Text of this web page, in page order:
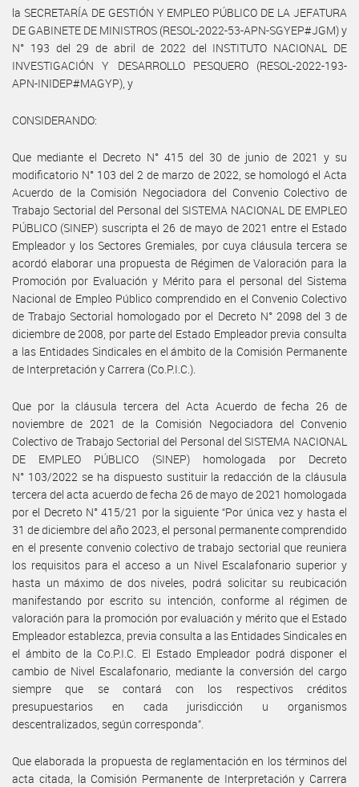
la SECRETARÍA DE GESTIÓN Y EMPLEO PÚBLICO DE LA JEFATURA
DE GABINETE DE MINISTROS (RESOL-2022-53-APN-SGYEP#JGM) y
N° 193 del 29 de abril de 2022 del INSTITUTO NACIONAL DE
INVESTIGACIÓN Y DESARROLLO PESQUERO (RESOL-2022-193-
APN-INIDEP#MAGYP), y
CONSIDERANDO:
Que mediante el Decreto N° 415 del 30 de junio de 2021 y su
modificatorio N° 103 del 2 de marzo de 2022, se homologó el Acta
Acuerdo de la Comisión Negociadora del Convenio Colectivo de
Trabajo Sectorial del Personal del SISTEMA NACIONAL DE EMPLEO
PÚBLICO (SINEP) suscripta el 26 de mayo de 2021 entre el Estado
Empleador y los Sectores Gremiales, por cuya cláusula tercera se
acordó elaborar una propuesta de Régimen de Valoración para la
Promoción por Evaluación y Mérito para el personal del Sistema
Nacional de Empleo Público comprendido en el Convenio Colectivo
de Trabajo Sectorial homologado por el Decreto N° 2098 del 3 de
diciembre de 2008, por parte del Estado Empleador previa consulta
a las Entidades Sindicales en el ámbito de la Comisión Permanente
de Interpretación y Carrera (Co.P.I.C.).
Que por la cláusula tercera del Acta Acuerdo de fecha 26 de
noviembre de 2021 de la Comisión Negociadora del Convenio
Colectivo de Trabajo Sectorial del Personal del SISTEMA NACIONAL
DE EMPLEO PÚBLICO (SINEP) homologada por Decreto
N° 103/2022 se ha dispuesto sustituir la redacción de la cláusula
tercera del acta acuerdo de fecha 26 de mayo de 2021 homologada
por el Decreto N° 415/21 por la siguiente “Por única vez y hasta el
31 de diciembre del año 2023, el personal permanente comprendido
en el presente convenio colectivo de trabajo sectorial que reuniera
los requisitos para el acceso a un Nivel Escalafonario superior y
hasta un máximo de dos niveles, podrá solicitar su reubicación
manifestando por escrito su intención, conforme al régimen de
valoración para la promoción por evaluación y mérito que el Estado
Empleador establezca, previa consulta a las Entidades Sindicales en
el ámbito de la Co.P.I.C. El Estado Empleador podrá disponer el
cambio de Nivel Escalafonario, mediante la conversión del cargo
siempre que se contará con los respectivos créditos
presupuestarios en cada jurisdicción u organismos
descentralizados, según corresponda”.
Que elaborada la propuesta de reglamentación en los términos del
acta citada, la Comisión Permanente de Interpretación y Carrera